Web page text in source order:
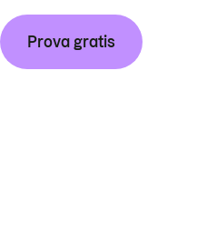
Prova gratis